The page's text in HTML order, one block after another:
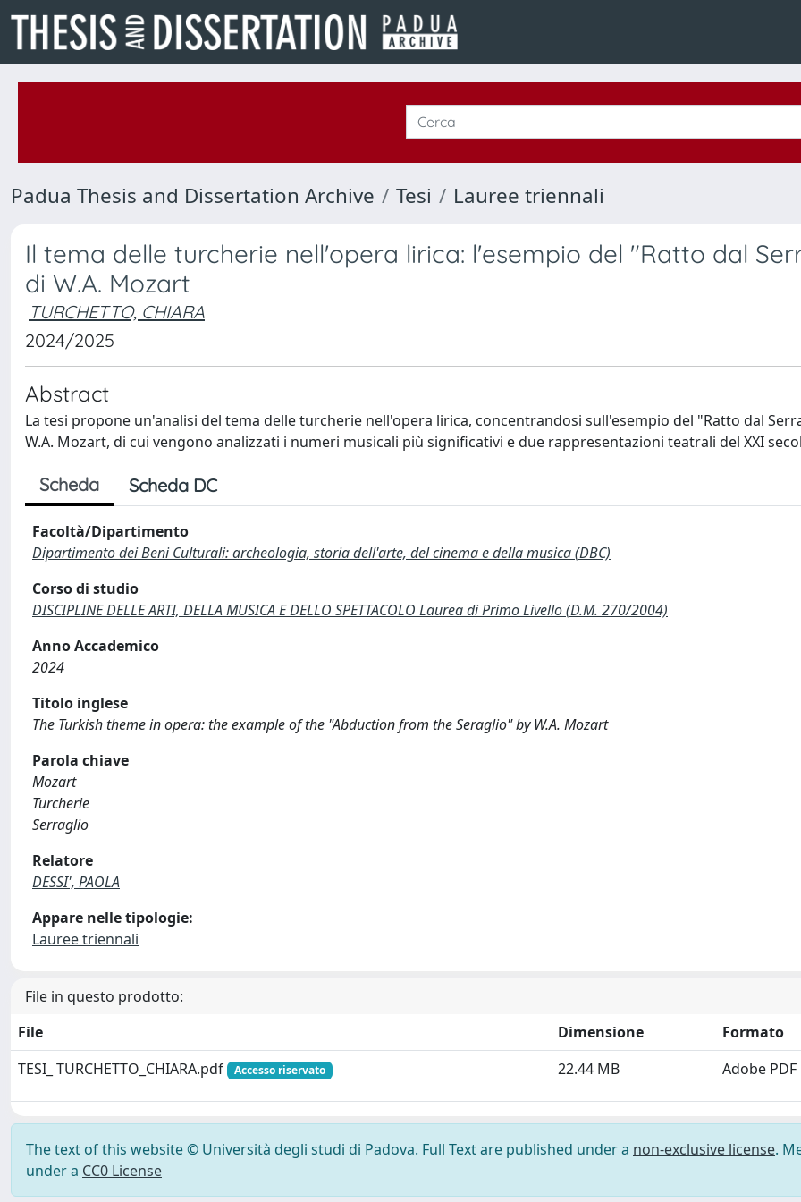
Padua Thesis and Dissertation Archive Tesi Lauree triennali
Il tema delle turcherie nell'opera lirica: l'esempio del "Ratto dal
di W.A. Mozart
TURCHETTO, CHIARA
2024/2025
Abstract
La tesi propone un'analisi del tema delle turcherie nell'opera lirica, concentrandosi sull'esempio del "Ratto dal
W.A. Mozart, di cui vengono analizzati i numeri musicali più significativi e due rappresentazioni teatrali del XXI
Scheda Scheda DC
Facoltà/Dipartimento
Dipartimento dei Beni Culturali: archeologia, storia dell'arte, del cinema e della musica (DBC)
Corso di studio
DISCIPLINE DELLE ARTI, DELLA MUSICA E DELLO SPETTACOLO Laurea di Primo Livello (D.M. 270/2004)
Anno Accademico
2024
Titolo inglese
The Turkish theme in opera: the example of the "Abduction from the Seraglio" by W.A. Mozart
Parola chiave
Mozart
Turcherie
Serraglio
Relatore
DESSI', PAOLA
Appare nelle tipologie:
Lauree triennali
File in questo prodotto:
File
Dimensione
Formato
TESI_ TURCHETTO_CHIARA.pdf
Accesso riservato 22.44 MB Adobe PDF
The text of this website © Università degli studi di Padova. Full Text are published under a non-exclusive license.
under a CC0 License